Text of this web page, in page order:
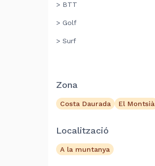
> BTT
> Golf
> Surf
Zona
Costa Daurada El Montsià
Localització
A la muntanya